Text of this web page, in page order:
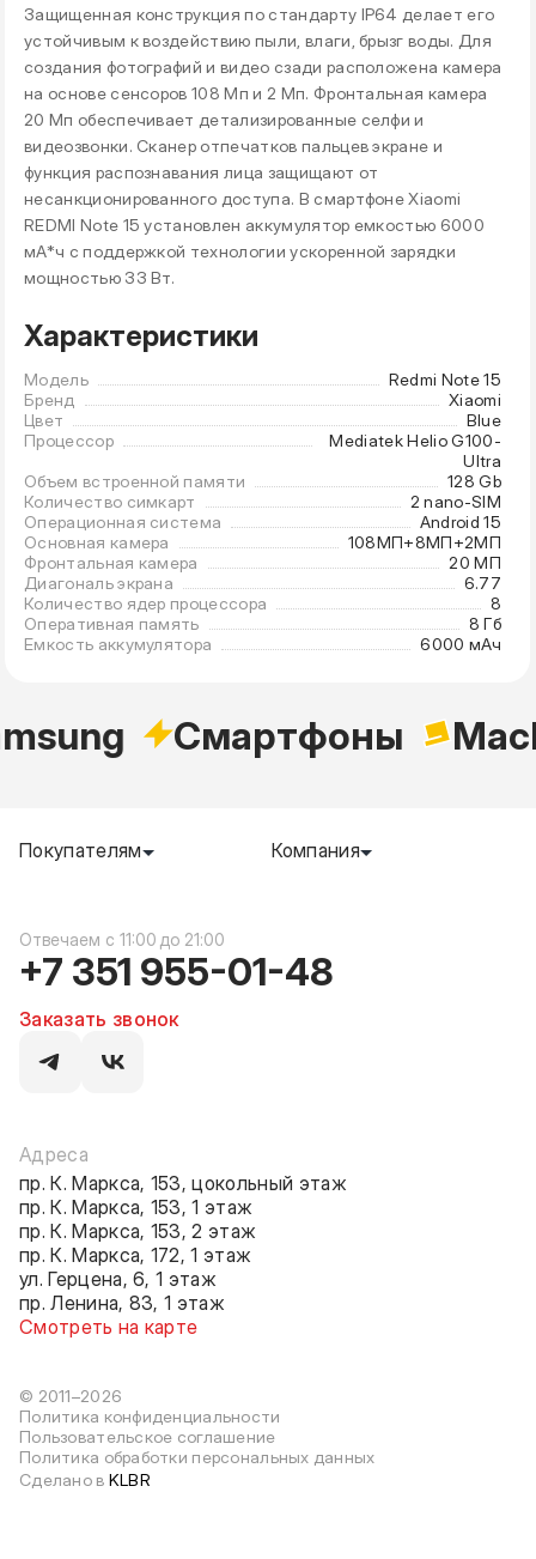
Защищенная конструкция по стандарту IP64 делает его
устойчивым к воздействию пыли, влаги, брызг воды. Для
создания фотографий и видео сзади расположена камера
на основе сенсоров 108 Мп и 2 Мп. Фронтальная камера
20 Мп обеспечивает детализированные селфи и
видеозвонки. Сканер отпечатков пальцев экране и
функция распознавания лица защищают от
несанкционированного доступа. В смартфоне Xiaomi
REDMI Note 15 установлен аккумулятор емкостью 6000
мА*ч с поддержкой технологии ускоренной зарядки
мощностью 33 Вт.
Характеристики
Модель
Redmi Note 15
Бренд
Xiaomi
Цвет
Blue
Процессор
Mediatek Helio G100-
Ultra
Объем встроенной памяти
128 Gb
Количество симкарт
2 nano-SIM
Операционная система
Android 15
Основная камера
108МП+8МП+2МП
Фронтальная камера
20 МП
Диагональ экрана
6.77
Количество ядер процессора
8
Оперативная память
8 Гб
Емкость аккумулятора
6000 мАч
Cмартфоны
Покупателям Компания
© 2011–2026
Политика конфиденциальности
Пользовательское соглашение
Политика обработки персональных данных
Сделано в KLBR
c 11:00 до 21:00
+7 351 955-01-48
Заказать звонок
Адреса
пр. К. Маркса, 153, цокольный этаж
пр. К. Маркса, 153, 1 этаж
пр. К. Маркса, 153, 2 этаж
пр. К. Маркса, 172, 1 этаж
ул. Герцена, 6, 1 этаж
пр. Ленина, 83, 1 этаж
Смотреть на карте